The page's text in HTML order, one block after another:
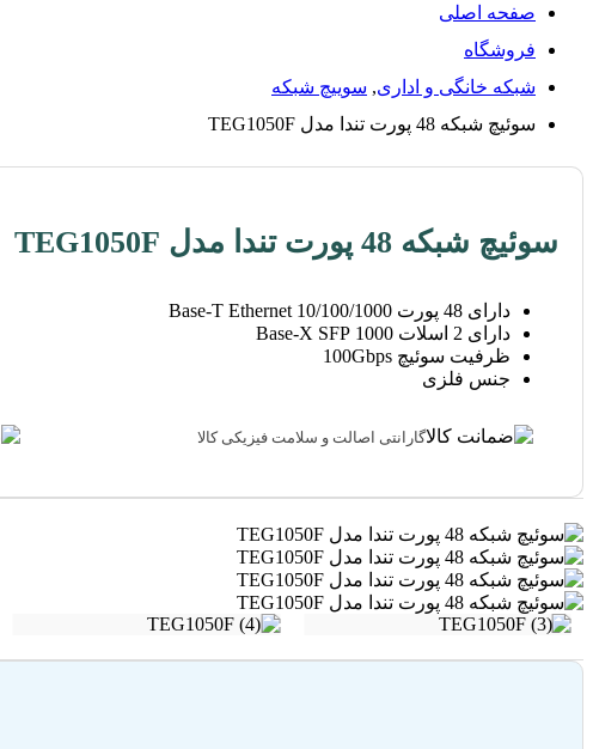
صفحه اصلی
فروشگاه
شبکه خانگی و اداری, سوییچ شبکه
سوئیچ شبکه 48 پورت تندا مدل TEG1050F
سوئیچ شبکه 48 پورت تندا مدل TEG1050F
دارای 48 پورت 10/100/1000 Base-T Ethernet
دارای 2 اسلات 1000 Base-X SFP
ظرفیت سوئیچ 100Gbps
جنس فلزی
گارانتی اصالت و سلامت فیزیکی کالا